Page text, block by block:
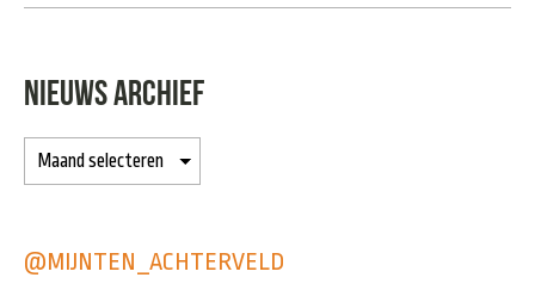
NIEUWS ARCHIEF
@MIJNTEN_ACHTERVELD